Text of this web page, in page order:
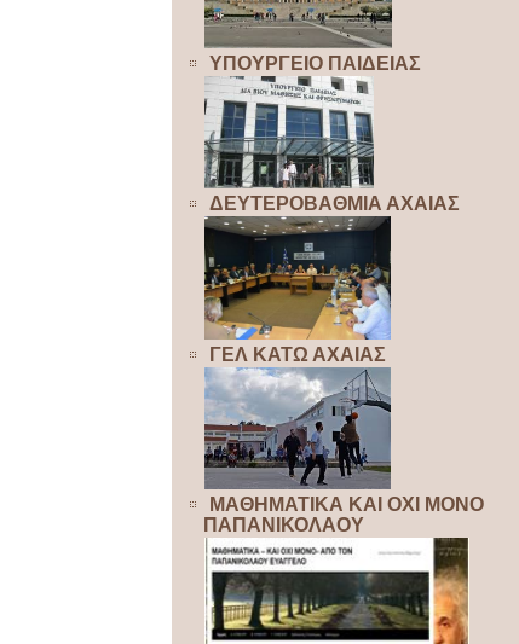
ΥΠΟΥΡΓΕΙΟ ΠΑΙΔΕΙΑΣ
ΔΕΥΤΕΡΟΒΑΘΜΙΑ ΑΧΑΙΑΣ
ΓΕΛ ΚΑΤΩ ΑΧΑΙΑΣ
ΜΑΘΗΜΑΤΙΚΑ ΚΑΙ ΟΧΙ ΜΟΝΟ
ΠΑΠΑΝΙΚΟΛΑΟΥ